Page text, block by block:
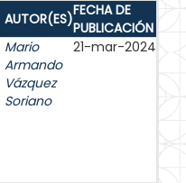
AUTOR(ES)FECHA DE
PUBLICACIÓN
Mario
Armando
Vázquez
Soriano
21-mar-2024